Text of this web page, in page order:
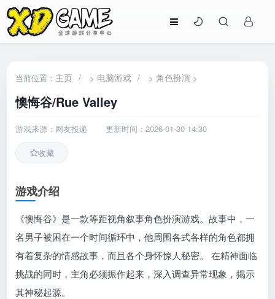
当前位置： 主页 / > 电脑游戏 / >角色扮演 >
懊悔谷/Rue Valley
游戏来源：网友投递 更新时间：2026-01-30 14:30
收藏
游戏介绍
《懊悔谷》是一款等距视角叙事角色扮演游戏。故事中，一
名男子被困在一个时间循环中，他周围各式各样的角色都拥
有着复杂的情感故事，而且各个身怀惊人秘密。 在精神面临
挑战的同时，主角必须振作起来，深入调查异常现象，揭示
其神秘起源。